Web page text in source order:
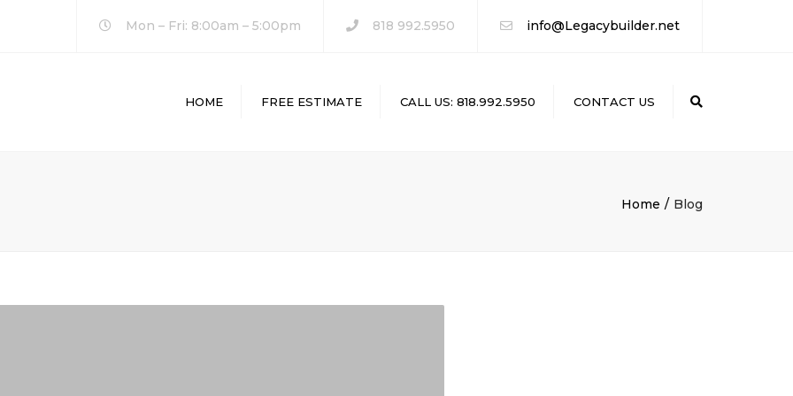
Mon – Fri: 8:00am – 5:00pm 818 992.5950 info@Legacybuilder.net
HOME FREE ESTIMATE CALL US: 818.992.5950 CONTACT US
Home Blog